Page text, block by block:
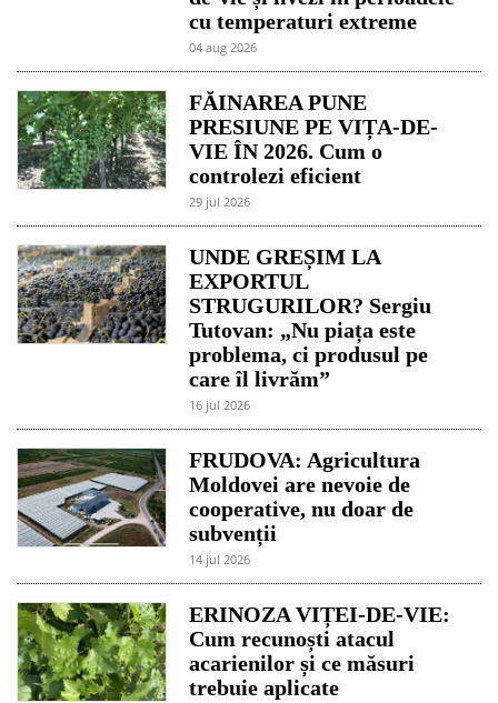
cu temperaturi extreme
04 aug 2026
FĂINAREA PUNE
PRESIUNE PE VIȚA-DE-
VIE ÎN 2026. Cum o
controlezi eficient
29 jul 2026
UNDE GREȘIM LA
EXPORTUL
STRUGURILOR? Sergiu
Tutovan: „Nu piața este
problema, ci produsul pe
care îl livrăm”
16 jul 2026
FRUDOVA: Agricultura
Moldovei are nevoie de
cooperative, nu doar de
subvenții
14 jul 2026
ERINOZA VIȚEI-DE-VIE:
Cum recunoști atacul
acarienilor și ce măsuri
trebuie aplicate